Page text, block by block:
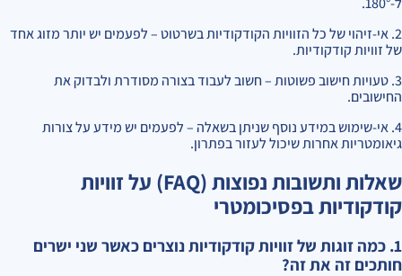
2. אי-זיהוי של כל הזוויות הקודקודיות בשרטוט – לפעמים יש יותר מזוג אחד
של זוויות קודקודיות.
3. טעויות חישוב פשוטות – חשוב לעבוד בצורה מסודרת ולבדוק את
החישובים.
4. אי-שימוש במידע נוסף שניתן בשאלה – לפעמים יש מידע על צורות
גיאומטריות אחרות שיכול לעזור בפתרון.
שאלות ותשובות נפוצות (FAQ) על זוויות
קודקודיות בפסיכומטרי
1. כמה זוגות של זוויות קודקודיות נוצרים כאשר שני ישרים
חותכים זה את זה?